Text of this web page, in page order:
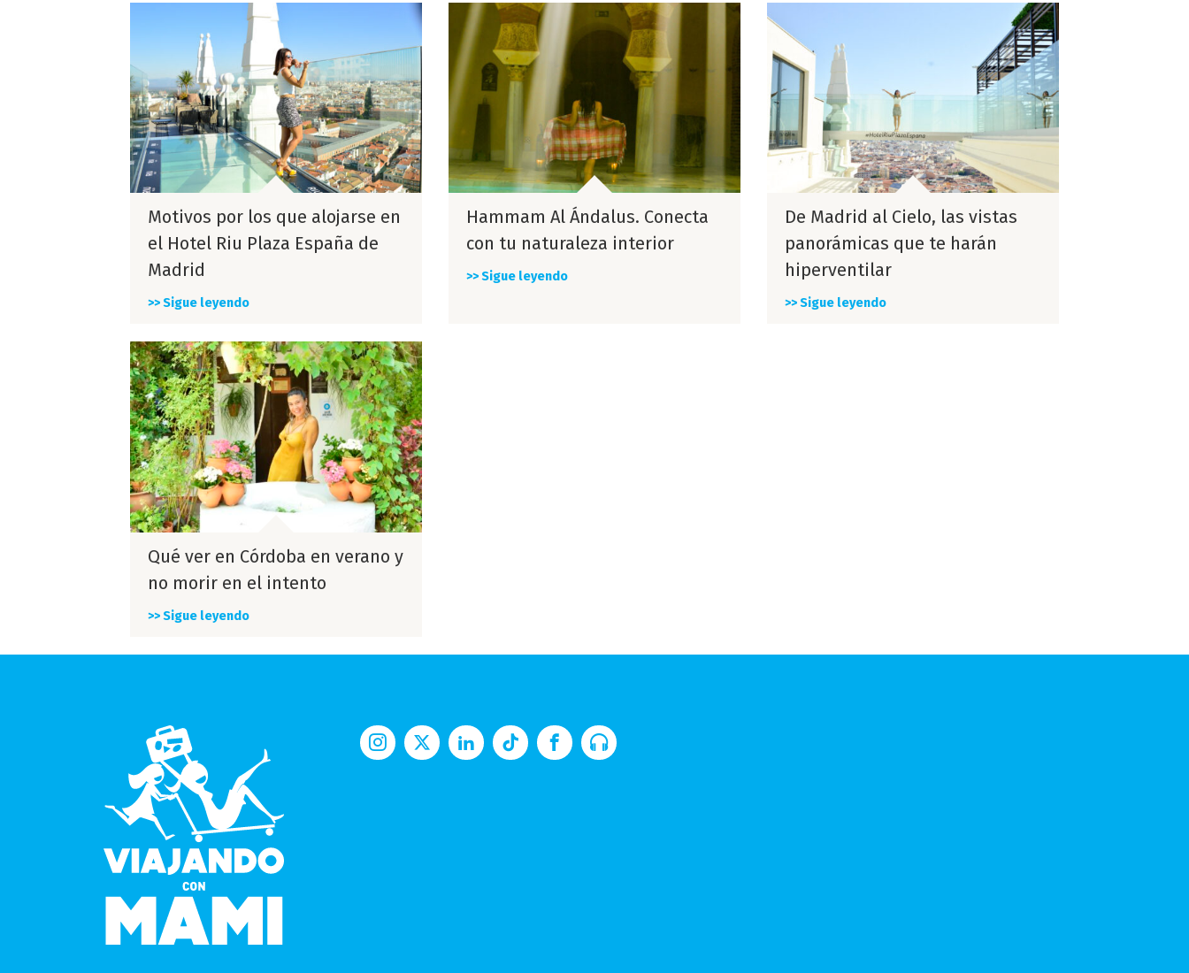
Motivos por los que alojarse en
el Hotel Riu Plaza España de
Madrid
>> Sigue leyendo
Hammam Al Ándalus. Conecta
con tu naturaleza interior
>> Sigue leyendo
De Madrid al Cielo, las vistas
panorámicas que te harán
hiperventilar
>> Sigue leyendo
Qué ver en Córdoba en verano y
no morir en el intento
>> Sigue leyendo